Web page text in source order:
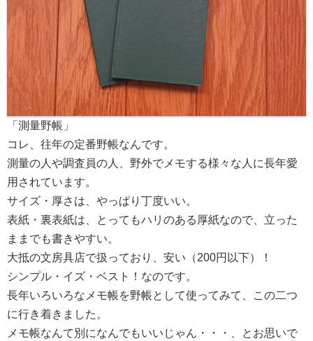
「測量野帳」
コレ、往年の定番野帳なんです。
測量の人や調査員の人、野外でメモする様々な人に長年愛
用されています。
サイズ・厚さは、やっぱり丁度いい。
表紙・裏表紙は、とってもハリのある厚紙なので、立った
ままでも書きやすい。
大抵の文房具店で扱っており、安い（200円以下）！
シンプル・イズ・ベスト！なのです。
長年いろいろなメモ帳を野帳として使ってみて、この二つ
に行き着きました。
メモ帳なんて別になんでもいいじゃん・・・、とお思いで